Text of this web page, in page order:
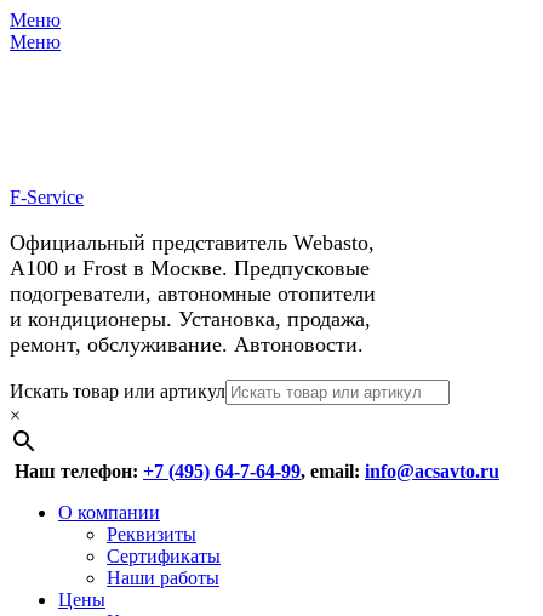
Меню
Меню
F-Service
Официальный представитель Webasto,
А100 и Frost в Москве. Предпусковые
подогреватели, автономные отопители
и кондиционеры. Установка, продажа,
ремонт, обслуживание. Автоновости.
Header
Right
Menu
Перейти
к
содержимому
Искать товар или артикул
×
Наш телефон: +7 (495) 64-7-64-99, email: info@acsavto.ru
Основное
Перейти
содержимому
О компании
Реквизиты
Сертификаты
Наши работы
Цены
У нас космические скидки на